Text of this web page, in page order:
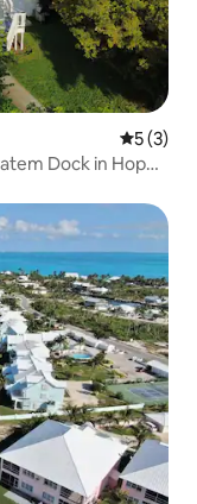
5 (3)
Dock in Hope